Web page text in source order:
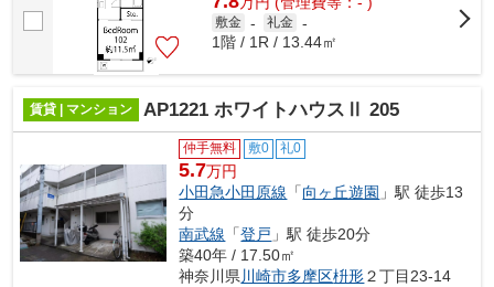
敷金 - 礼金 -
1階 / 1R / 13.44㎡
賃貸 | マンション AP1221 ホワイトハウスⅡ 205
仲手無料 敷0 礼0
5.7万円
小田急小田原線 「向ヶ丘遊園 」駅 徒歩13
分
南武線 「登戸 」駅 徒歩20分
築40年 / 17.50㎡
神奈川県川崎市多摩区枡形２丁目23-14